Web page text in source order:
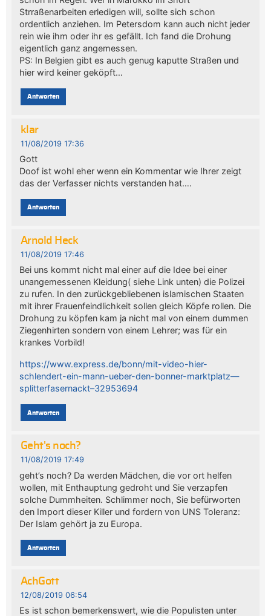
Strraßenarbeiten erledigen will, sollte sich schon
ordentlich anziehen. Im Petersdom kann auch nicht jeder
rein wie ihm oder ihr es gefällt. Ich fand die Drohung
eigentlich ganz angemessen.
PS: In Belgien gibt es auch genug kaputte Straßen und
hier wird keiner geköpft…
Antworten
klar
11/08/2019 17:36
Gott
Doof ist wohl eher wenn ein Kommentar wie Ihrer zeigt
das der Verfasser nichts verstanden hat….
Antworten
Arnold Heck
11/08/2019 17:46
Bei uns kommt nicht mal einer auf die Idee bei einer
unangemessenen Kleidung( siehe Link unten) die Polizei
zu rufen. In den zurückgebliebenen islamischen Staaten
mit ihrer Frauenfeindlichkeit sollen gleich Köpfe rollen. Die
Drohung zu köpfen kam ja nicht mal von einem dummen
Ziegenhirten sondern von einem Lehrer; was für ein
krankes Vorbild!
https://www.express.de/bonn/mit-video-hier-
schlendert-ein-mann-ueber-den-bonner-marktplatz—
splitterfasernackt–32953694
Antworten
Geht's noch?
11/08/2019 17:49
geht’s noch? Da werden Mädchen, die vor ort helfen
wollen, mit Enthauptung gedroht und Sie verzapfen
solche Dummheiten. Schlimmer noch, Sie befürworten
den Import dieser Killer und fordern von UNS Toleranz:
Der Islam gehört ja zu Europa.
Antworten
AchGott
12/08/2019 06:54
Es ist schon bemerkenswert, wie die Populisten unter